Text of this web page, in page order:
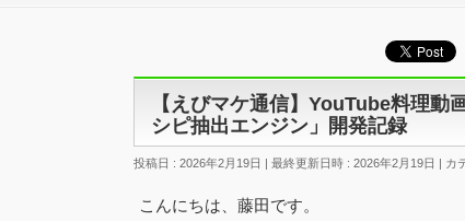
【えびマケ通信】YouTube料理
シピ抽出エンジン」開発記録
投稿日 : 2026年2月19日 最終更新日時 : 2026年2月19日 カ
こんにちは、藤田です。